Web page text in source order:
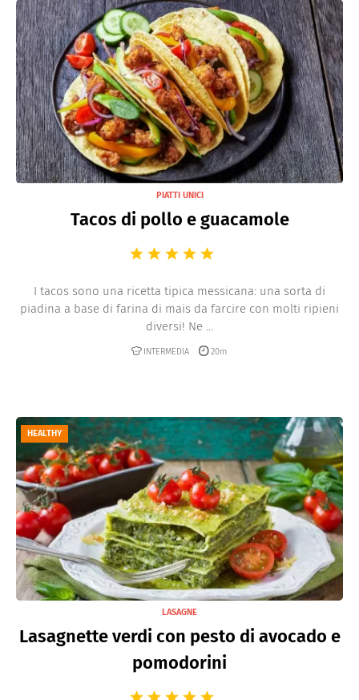
PIATTI UNICI
Tacos di pollo e guacamole
I tacos sono una ricetta tipica messicana: una sorta di
piadina a base di farina di mais da farcire con molti ripieni
diversi! Ne ...
INTERMEDIA 20m
HEALTHY
LASAGNE
Lasagnette verdi con pesto di avocado e
pomodorini